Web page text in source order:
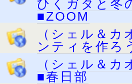
ひくガタと
■ZOOM
（シェル＆
ンティを作
（シェル＆
■春日部